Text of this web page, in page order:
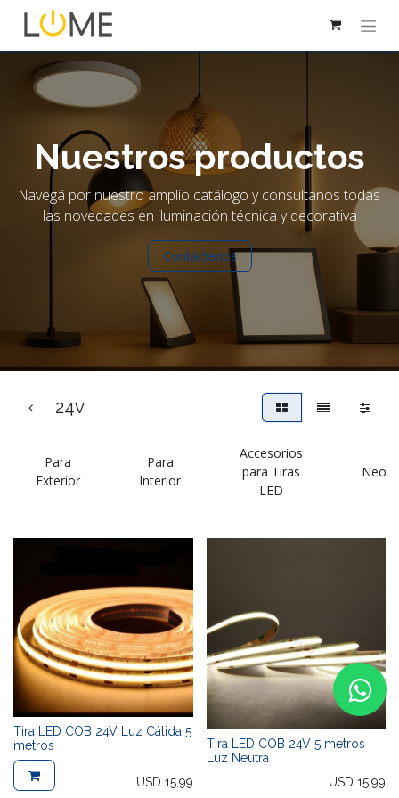
Nuestros productos
Navegá por nuestro amplio catálogo y consultanos todas
las novedades en iluminación técnica y decorativa
Contáctenos
24v
Para
Exterior
Para
Interior
Accesorios
para Tiras
LED
Neon
Tira LED COB 24V Luz Cálida 5
metros
USD 15,99
Tira LED COB 24V 5 metros
Luz Neutra
USD 15,99